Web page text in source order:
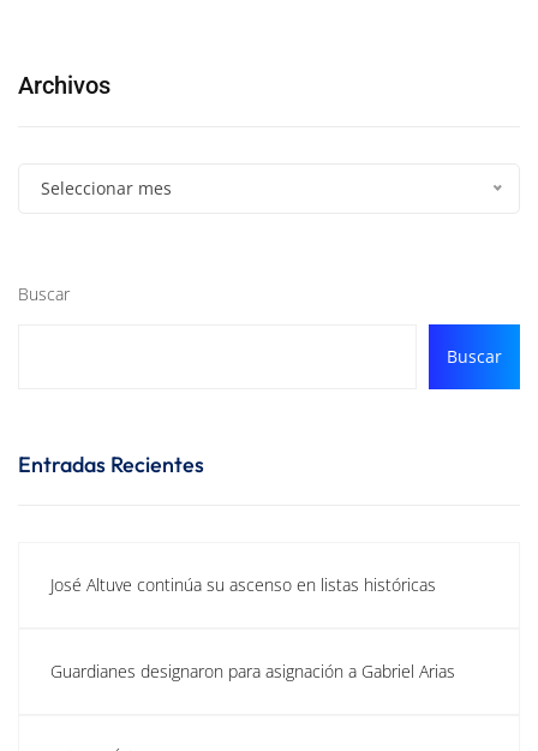
Archivos
Seleccionar mes
Buscar
Buscar
Entradas Recientes
José Altuve continúa su ascenso en listas históricas
Guardianes designaron para asignación a Gabriel Arias